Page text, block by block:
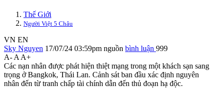
Thế Giới
Người Việt 5 Châu
VN EN
Sky Nguyen 17/07/24 03:59pm nguồn bình luận 999
A- A A+
Các nạn nhân được phát hiện thiệt mạng trong một khách sạn sang
trọng ở Bangkok, Thái Lan. Cảnh sát ban đầu xác định nguyên
nhân đến từ tranh chấp tài chính dẫn đến thủ đoạn hạ độc.